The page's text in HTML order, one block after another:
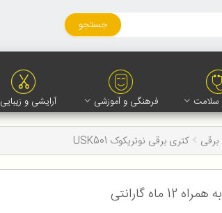
جستجو
سلامت فرهنگی و آموزشی آرایشی و زیبایی
کتری برقی نوتریکوک USK501